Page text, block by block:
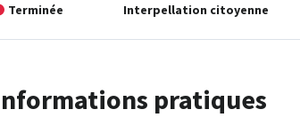
Terminée Interpellation citoyenne
pratiques